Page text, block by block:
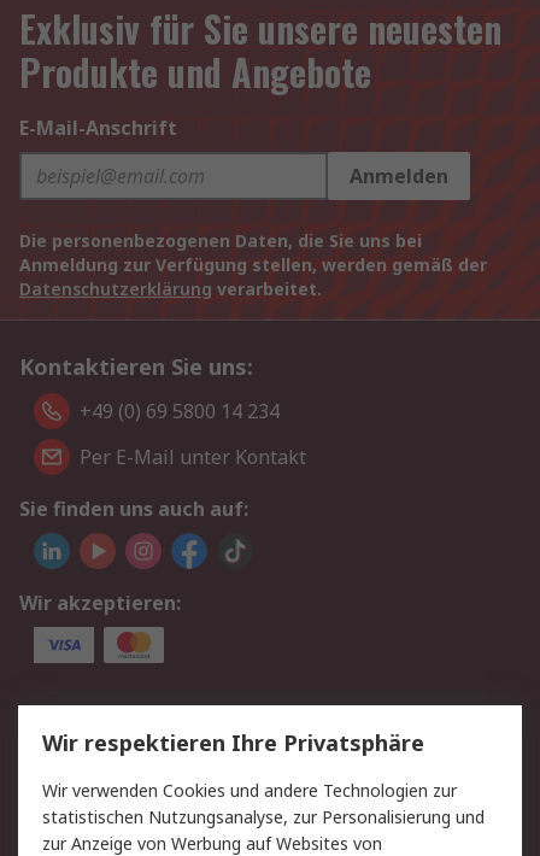
Exklusiv für Sie unsere neuesten
Produkte und Angebote
E-Mail-Anschrift
Anmelden
Die personenbezogenen Daten, die Sie uns bei
Anmeldung zur Verfügung stellen, werden gemäß der
Datenschutzerklärung verarbeitet.
Kontaktieren Sie uns:
+49 (0) 69 5800 14 234
Per E-Mail unter Kontakt
Sie finden uns auch auf:
Wir akzeptieren:
Service
Value Added Services
Lieferlösungen
Rücksendungen
Kontakt
Hilfe
Privatkunden
Wir respektieren Ihre Privatsphäre
Wir verwenden Cookies und andere Technologien zur
statistischen Nutzungsanalyse, zur Personalisierung und
zur Anzeige von Werbung auf Websites von